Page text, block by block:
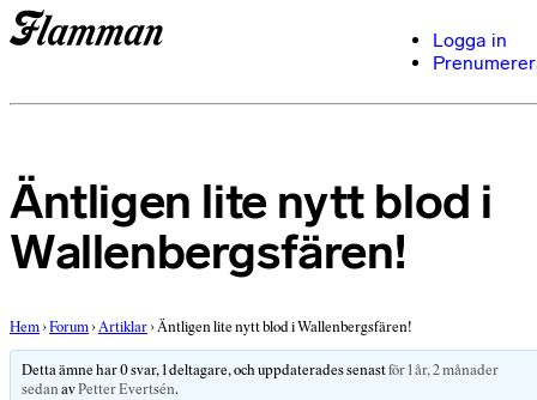
Logga in
Äntligen lite nytt blod i
Wallenbergsfären!
Hem ›Forum ›Artiklar ›Äntligen lite nytt blod i Wallenbergsfären!
Detta ämne har 0 svar, 1 deltagare, och uppdaterades senastför 1 år, 2 månader
sedanavPetter Evertsén.